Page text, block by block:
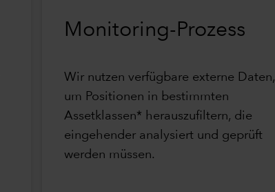
Monitoring-Prozess
Wir nutzen verfügbare externe Daten,
um Positionen in bestimmten
Assetklassen* herauszufiltern, die
eingehender analysiert und geprüft
werden müssen.